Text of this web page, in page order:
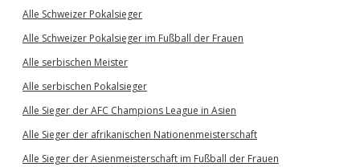
Alle Schweizer Pokalsieger
Alle Schweizer Pokalsieger im Fußball der Frauen
Alle serbischen Meister
Alle serbischen Pokalsieger
Alle Sieger der AFC Champions League in Asien
Alle Sieger der afrikanischen Nationenmeisterschaft
Alle Sieger der Asienmeisterschaft im Fußball der Frauen